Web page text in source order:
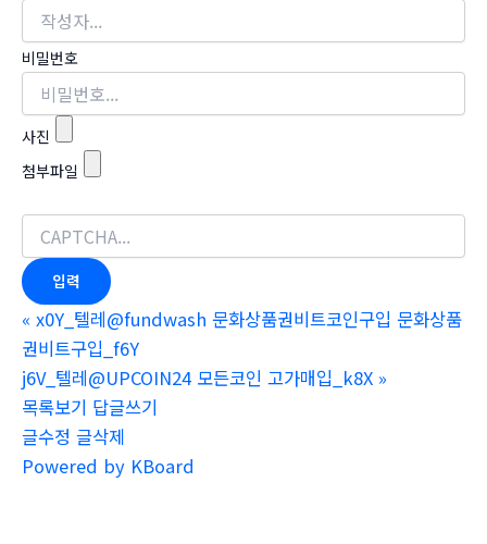
비밀번호
사진
첨부파일
« x0Y_텔레@fundwash 문화상품권비트코인구입 문화상품
권비트구입_f6Y
j6V_텔레@UPCOIN24 모든코인 고가매입_k8X »
목록보기 답글쓰기
글수정 글삭제
Powered by KBoard